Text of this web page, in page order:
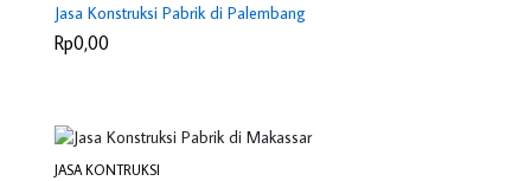
Jasa Konstruksi Pabrik di Palembang
Rp0,00
JASA KONTRUKSI